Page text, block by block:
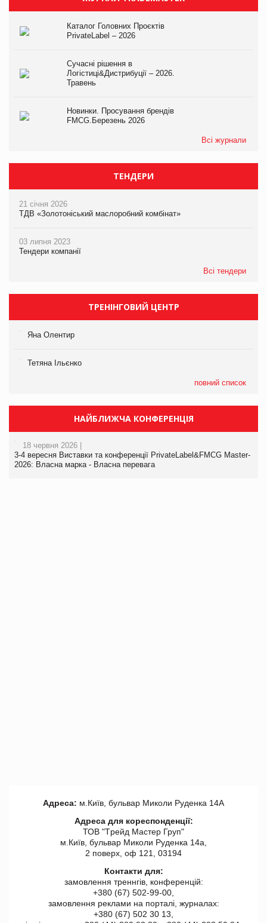
Каталог Головних Проєктів
PrivateLabel – 2026
Сучасні рішення в
Логістиці&Дистрибуції – 2026.
Травень
Новинки. Просування брендів
FMCG.Березень 2026
Всі журнали
ТЕНДЕРИ
21 січня 2026
ТДВ «Золотоніський маслоробний комбінат»
03 липня 2023
Тендери компанії
Всі тендери
ТРЕНІНГОВИЙ ЦЕНТР
Яна Олентир
Тетяна Ільєнко
повний список
НАЙБЛИЖЧА КОНФЕРЕНЦІЯ
18 червня 2026 |
3-4 вересня Виставки та конференції PrivateLabel&FMCG Master-
2026: Власна марка - Власна перевага
Адреса: м.Київ, бульвар Миколи Руденка 14А
Адреса для кореспонденції:
ТОВ "Tрейд Мастер Груп"
м.Київ, бульвар Миколи Руденка 14а,
2 поверх, оф 121, 03194
Контакти для:
замовлення треннгів, конференцій:
+380 (67) 502-99-00,
замовлення реклами на порталі, журналах:
+380 (67) 502 30 13,